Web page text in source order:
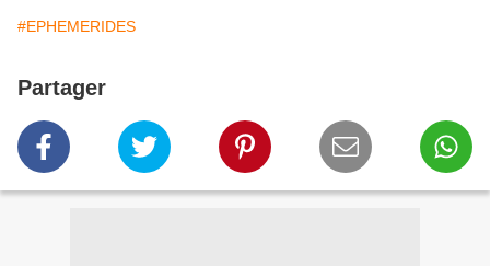
#EPHEMERIDES
Partager